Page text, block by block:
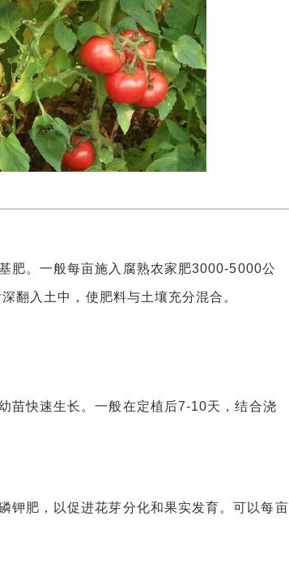
。一般每亩施入腐熟农家肥3000-5000公
翻入土中，使肥料与土壤充分混合。
快速生长。一般在定植后7-10天，结合浇
肥，以促进花芽分化和果实发育。可以每亩